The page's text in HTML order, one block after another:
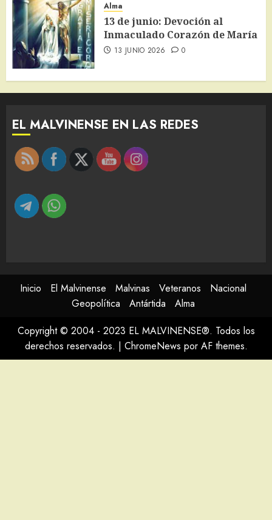
Alma
13 de junio: Devoción al
Inmaculado Corazón de María
13 JUNIO 2026 0
EL MALVINENSE EN LAS REDES
Inicio El Malvinense Malvinas Veteranos
Nacional
Geopolítica
Antártida
Alma
Copyright © 2004 - 2023 EL MALVINENSE®. Todos los
derechos reservados. | ChromeNews por AF themes.